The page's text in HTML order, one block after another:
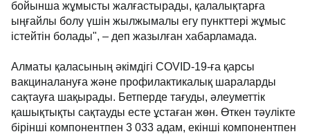
бойынша жұмысты жалғастырады, қалалықтарға
ыңғайлы болу үшін жылжымалы егу пункттері жұмыс
істейтін болады", – деп жазылған хабарламада.
Алматы қаласының әкімдігі COVID-19-ға қарсы
вакциналануға және профилактикалық шараларды
сақтауға шақырады. Бетперде тағуды, әлеуметтік
қашықтықты сақтауды есте ұстаған жөн. Өткен тәулікте
бірінші компонентпен 3 033 адам, екінші компонентпен